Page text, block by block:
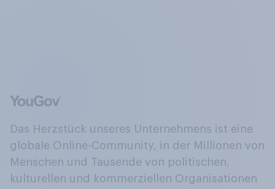
Das Herzstück unseres Unternehmens ist eine
globale Online-Community, in der Millionen von
Menschen und Tausende von politischen,
kulturellen und kommerziellen Organisationen